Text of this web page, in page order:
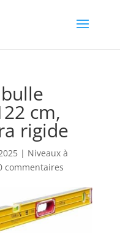
cm,
rigide
| Niveaux à
commentaires